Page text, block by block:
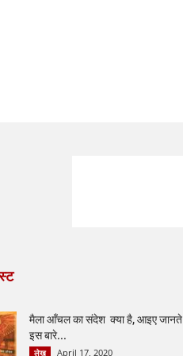
मैला आँचल का संदेश क्या है, आइए
इस बारे...
लेख April 17, 2020